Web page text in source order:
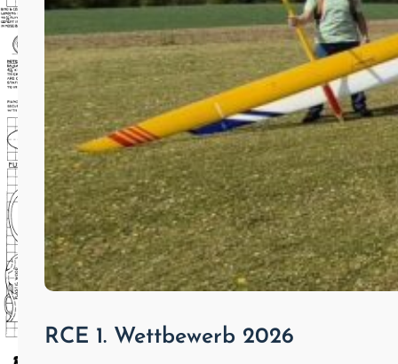
RCE 1. Wettbewerb 2026